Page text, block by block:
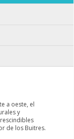
a oeste, el
y
de los Buitres.